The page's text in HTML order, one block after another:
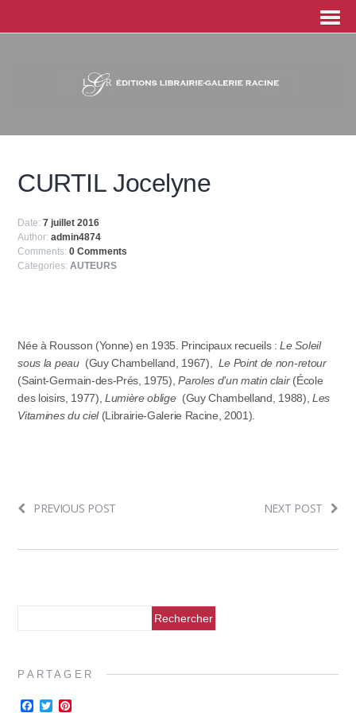
CURTIL Jocelyne
Date:7 juillet 2016
Author:admin4874
Comments:0 Comments
Categories:AUTEURS
Née à Rousson (Yonne) en 1935. Principaux recueils :Le Soleil
sous la peau(Guy Chambelland, 1967), Le Point de non-retour
(Saint-Germain-des-Prés, 1975),Paroles d’un matin clair(École
des loisirs, 1977),Lumière oblige(Guy Chambelland, 1988), Les
Vitamines du ciel(Librairie-Galerie Racine, 2001).
PREVIOUS POST NEXT POST
PARTAGER
F T